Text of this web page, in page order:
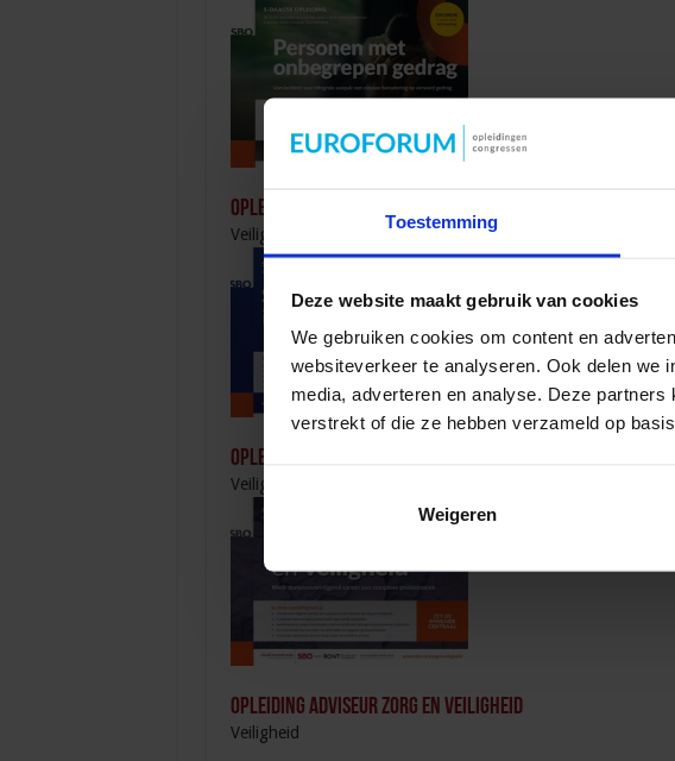
Toestemming
Deze website maakt gebruik van cookies
We gebruiken cookies om content en
websiteverkeer te analyseren. Ook delen we
media, adverteren en analyse. Deze
verstrekt of die ze hebben verzameld op
Weigeren
Opleiding Personen met onbegrepen gedrag
Veiligheid
Opleiding Sociale Veiligheid in de Organisatie
Veiligheid
Opleiding Adviseur zorg en veiligheid
Veiligheid